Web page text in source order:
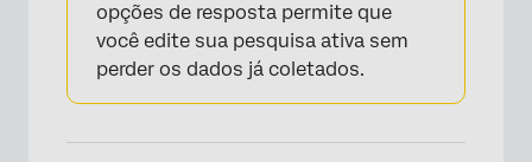
opções de resposta permite que
você edite sua pesquisa ativa sem
perder os dados já coletados.